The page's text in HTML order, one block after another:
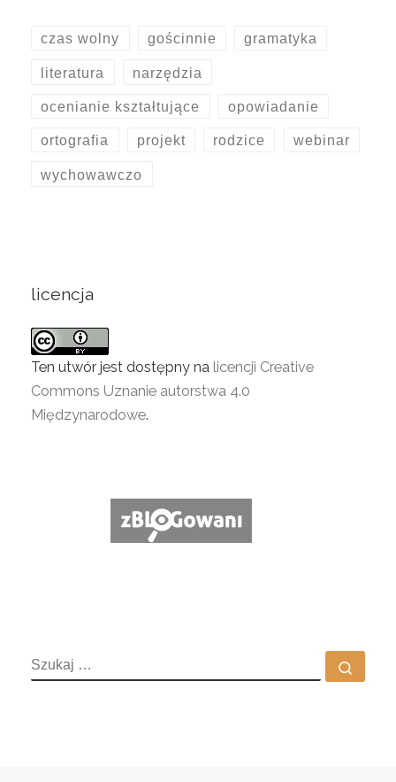
czas wolny gościnnie gramatyka
literatura narzędzia
ocenianie kształtujące opowiadanie
ortografia projekt rodzice webinar
wychowawczo
licencja
Ten utwór jest dostępny na licencji Creative
Commons Uznanie autorstwa 4.0
Międzynarodowe.
SZUKAJ